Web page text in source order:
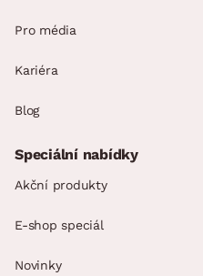
Pro média
Kariéra
Blog
Speciální nabídky
Akční produkty
E-shop speciál
Novinky